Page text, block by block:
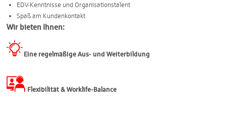
EDV-Kenntnisse und Organisationstalent
Spaß am Kundenkontakt
Wir bieten Ihnen:
Eine regelmäßige Aus- und Weiterbildung
Flexibilität & Worklife-Balance